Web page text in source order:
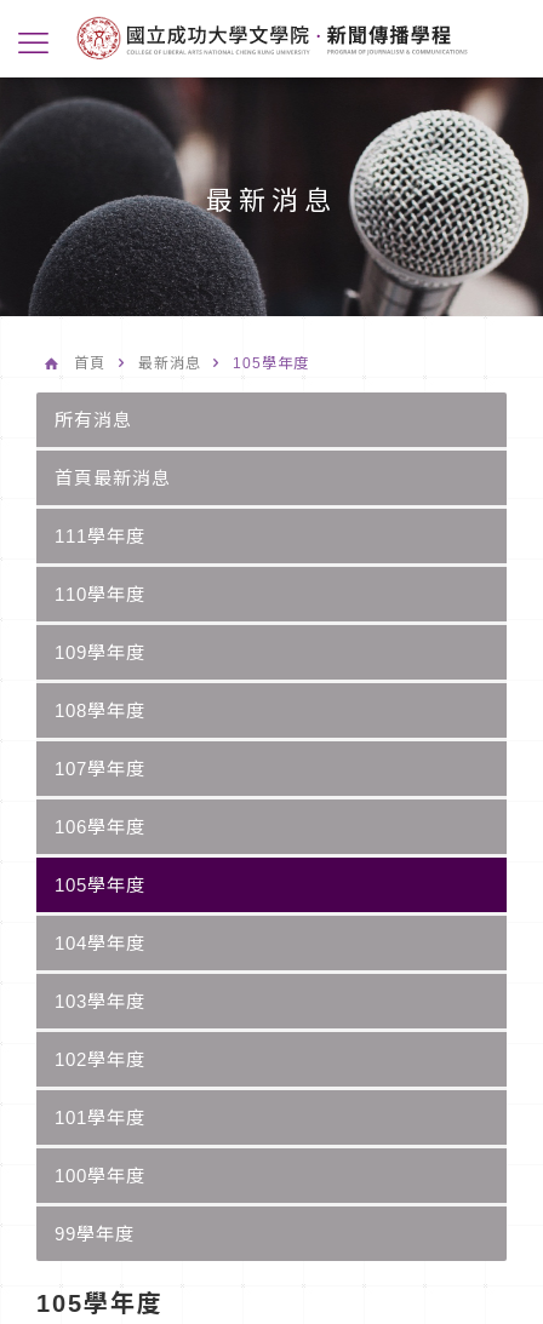
最新消息
首頁 最新消息 105學年度
所有消息
首頁最新消息
111學年度
110學年度
109學年度
108學年度
107學年度
106學年度
105學年度
104學年度
103學年度
102學年度
101學年度
100學年度
99學年度
105學年度